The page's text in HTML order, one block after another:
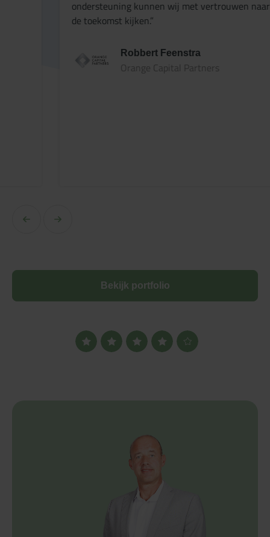
ondersteuning kunnen wij met vertrouwen naar
de toekomst kijken.”
Robbert Feenstra
Orange Capital Partners
Bekijk portfolio